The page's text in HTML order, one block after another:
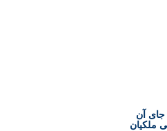
جای آن
ملکیان